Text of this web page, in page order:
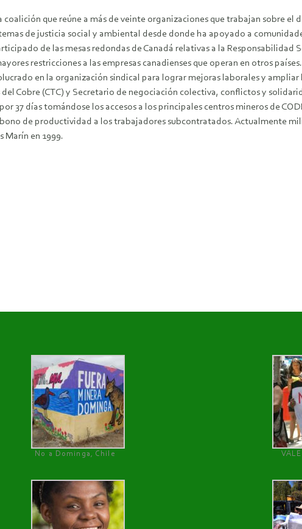
que reúne a más de veinte organizaciones que trabajan sobre
de justicia social y ambiental desde donde ha apoyado a
de las mesas redondas de Canadá relativas a la Responsabilidad
restricciones a las empresas canadienses que operan en otros países.
en la organización sindical para lograr mejoras laborales y
Cobre (CTC) y Secretario de negociación colectiva, conflictos y
37 días tomándose los accesos a los principales centros mineros de
de productividad a los trabajadores subcontratados. Actualmente
Marín en 1999.
No a Dominga, Chile